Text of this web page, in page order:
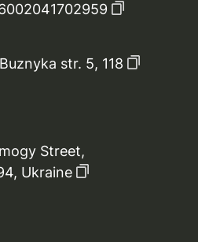
str. 5, 118
Street,
Ukraine